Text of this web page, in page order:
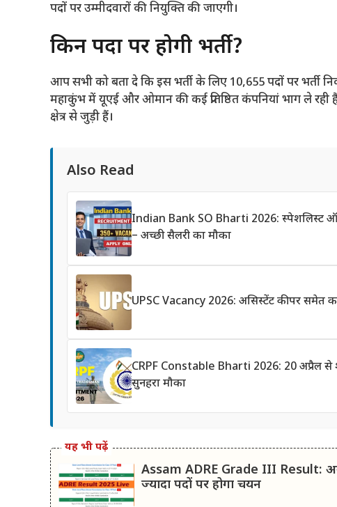
पदों पर उम्मीदवारों की नियुक्ति की जाएगी।
किन पदों पर होगी भर्ती?
आप सभी को बता दे कि इस भर्ती के लिए 10,655 पदों पर भर्ती
महाकुंभ में यूएई और ओमान की कई प्रतिष्ठित कंपनियां भाग ले
क्षेत्र से जुड़ी हैं।
Also Read
Indian Bank SO Bharti 2026: स्पेशलिस्ट
– अच्छी सैलरी का मौका
UPSC Vacancy 2026: असिस्टेंट कीपर
CRPF Constable Bharti 2026: 20 अप्रैल
सुनहरा मौका
यह भी पढ़ें
Assam ADRE Grade III Result:
ज्यादा पदों पर होगा चयन